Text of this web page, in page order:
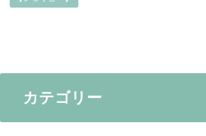
カテゴリー